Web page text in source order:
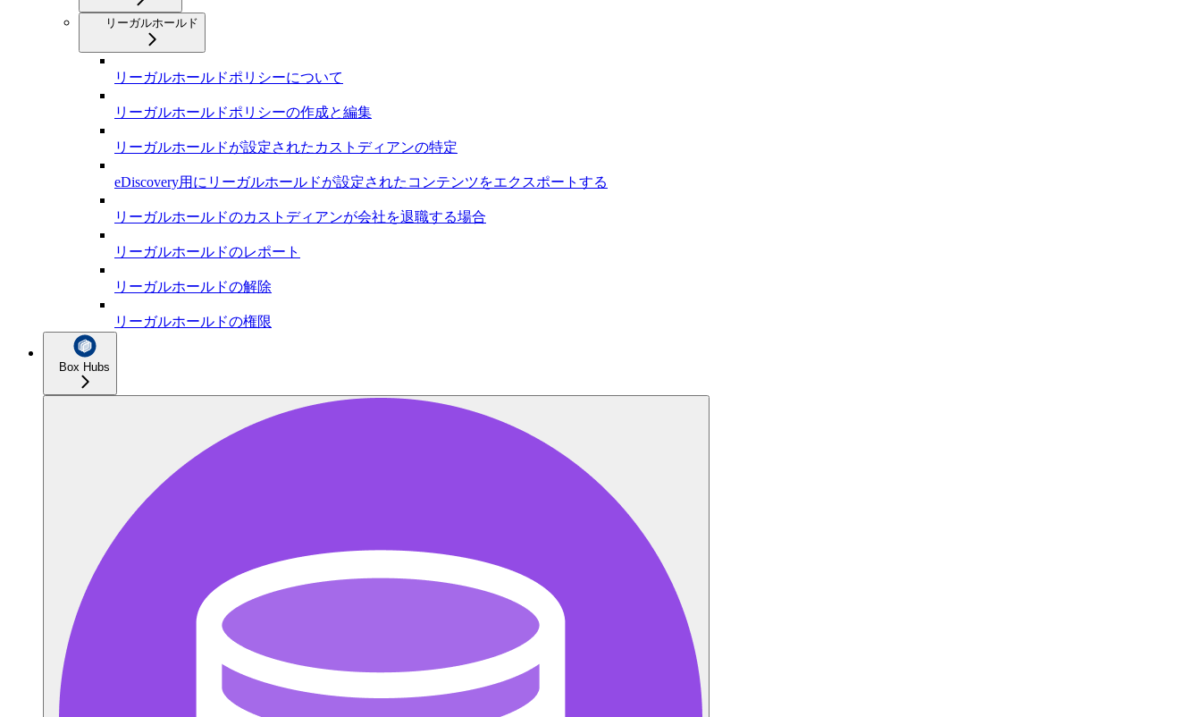
リーガルホールド
リーガルホールドポリシーについて
リーガルホールドポリシーの作成と編集
リーガルホールドが設定されたカストディアンの特定
eDiscovery用にリーガルホールドが設定されたコンテンツをエクスポートする
リーガルホールドのカストディアンが会社を退職する場合
リーガルホールドのレポート
リーガルホールドの解除
リーガルホールドの権限
Box Hubs